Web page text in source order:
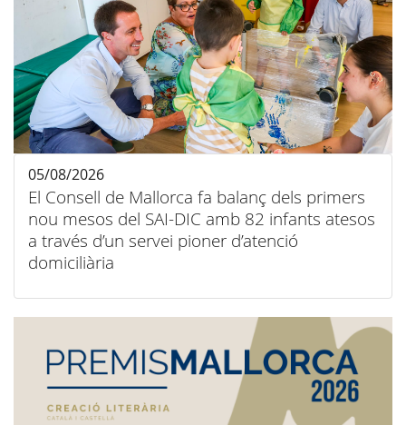
El Consell de Mallorca fa balanç dels primers
nou mesos del SAI-DIC amb 82 infants atesos
a través d’un servei pioner d’atenció
domiciliària
05/08/2026